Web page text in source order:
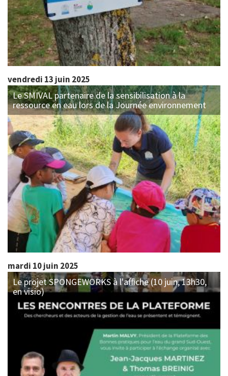
vendredi 13 juin 2025
Le SMIVAL partenaire de la sensibilisation à la
ressource en eau lors de la Journée environnement
mardi 10 juin 2025
Le projet SPONGEWORKS à l'affiche (10 juin, 13h30,
en visio)